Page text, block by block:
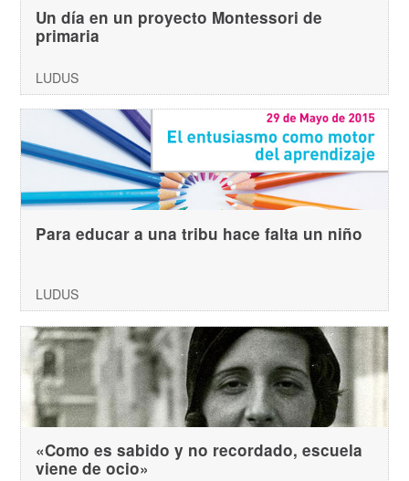
Un día en un proyecto Montessori de
primaria
LUDUS
Para educar a una tribu hace falta un niño
LUDUS
«Como es sabido y no recordado, escuela
viene de ocio»